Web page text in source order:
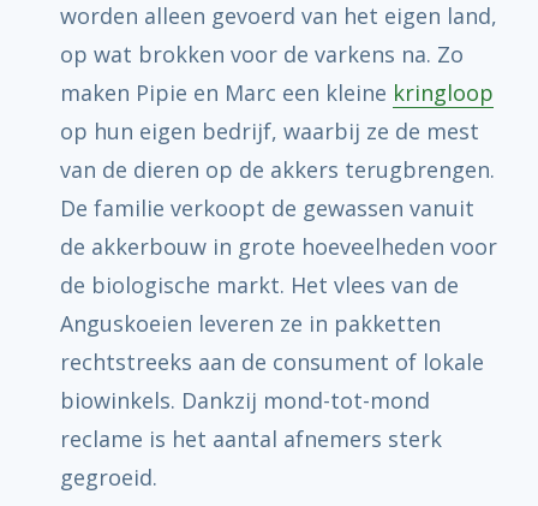
worden alleen gevoerd van het eigen land,
op wat brokken voor de varkens na. Zo
maken Pipie en Marc een kleine kringloop
op hun eigen bedrijf, waarbij ze de mest
van de dieren op de akkers terugbrengen.
De familie verkoopt de gewassen vanuit
de akkerbouw in grote hoeveelheden voor
de biologische markt. Het vlees van de
Anguskoeien leveren ze in pakketten
rechtstreeks aan de consument of lokale
biowinkels. Dankzij mond-tot-mond
reclame is het aantal afnemers sterk
gegroeid.